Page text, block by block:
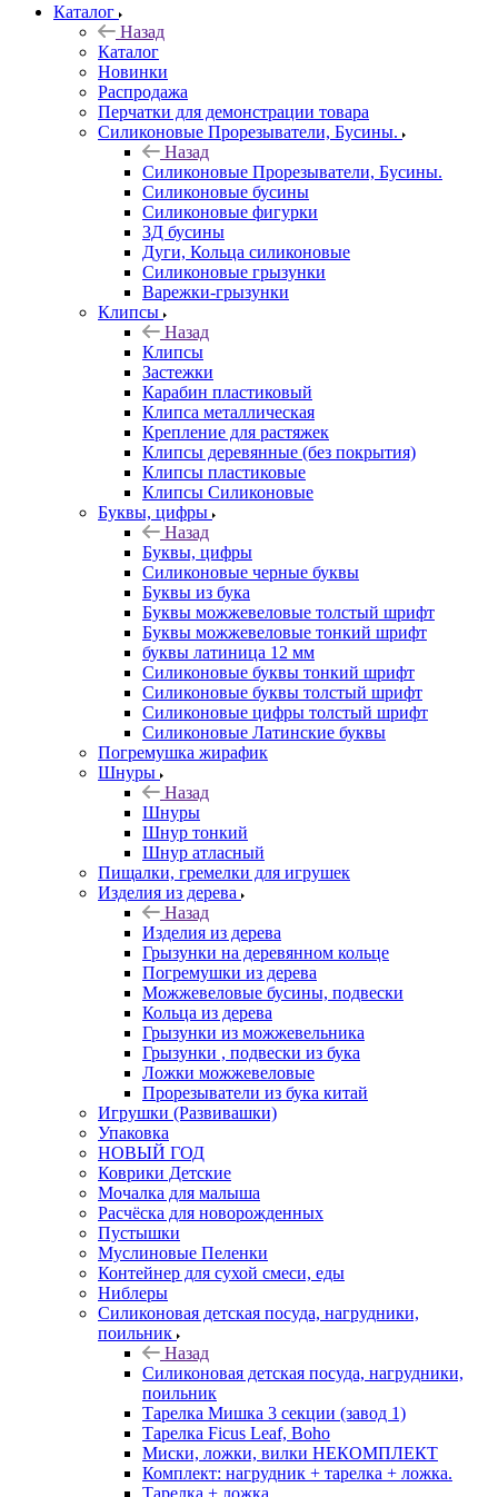
Каталог
Назад
Каталог
Новинки
Распродажа
Перчатки для демонстрации товара
Силиконовые Прорезыватели, Бусины.
Назад
Силиконовые Прорезыватели, Бусины.
Силиконовые бусины
Силиконовые фигурки
3Д бусины
Дуги, Кольца силиконовые
Силиконовые грызунки
Варежки-грызунки
Клипсы
Назад
Клипсы
Застежки
Карабин пластиковый
Клипса металлическая
Крепление для растяжек
Клипсы деревянные (без покрытия)
Клипсы пластиковые
Клипсы Силиконовые
Буквы, цифры
Назад
Буквы, цифры
Силиконовые черные буквы
Буквы из бука
Буквы можжевеловые толстый шрифт
Буквы можжевеловые тонкий шрифт
буквы латиница 12 мм
Силиконовые буквы тонкий шрифт
Силиконовые буквы толстый шрифт
Силиконовые цифры толстый шрифт
Силиконовые Латинские буквы
Погремушка жирафик
Шнуры
Назад
Шнуры
Шнур тонкий
Шнур атласный
Пищалки, гремелки для игрушек
Изделия из дерева
Назад
Изделия из дерева
Грызунки на деревянном кольце
Погремушки из дерева
Можжевеловые бусины, подвески
Кольца из дерева
Грызунки из можжевельника
Грызунки , подвески из бука
Ложки можжевеловые
Прорезыватели из бука китай
Игрушки (Развивашки)
Упаковка
НОВЫЙ ГОД
Коврики Детские
Мочалка для малыша
Расчёска для новорожденных
Пустышки
Муслиновые Пеленки
Контейнер для сухой смеси, еды
Ниблеры
Силиконовая детская посуда, нагрудники,
поильник
Назад
Силиконовая детская посуда, нагрудники,
поильник
Тарелка Мишка 3 секции (завод 1)
Тарелка Ficus Leaf, Boho
Миски, ложки, вилки НЕКОМПЛЕКТ
Комплект: нагрудник + тарелка + ложка.
Тарелка + ложка